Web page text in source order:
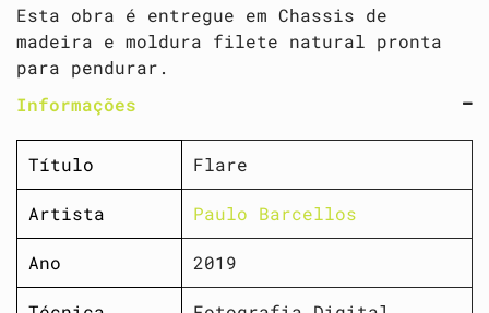
Esta obra é entregue em Chassis de
madeira e moldura filete natural pronta
para pendurar.
Informações
Título Flare
Artista Paulo Barcellos
Ano 2019